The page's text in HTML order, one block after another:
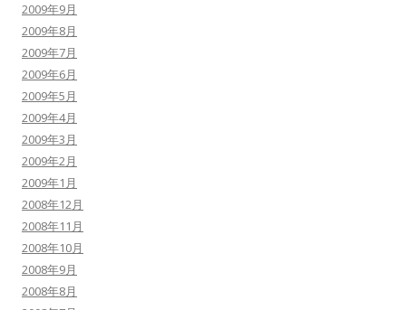
2009年9月
2009年8月
2009年7月
2009年6月
2009年5月
2009年4月
2009年3月
2009年2月
2009年1月
2008年12月
2008年11月
2008年10月
2008年9月
2008年8月